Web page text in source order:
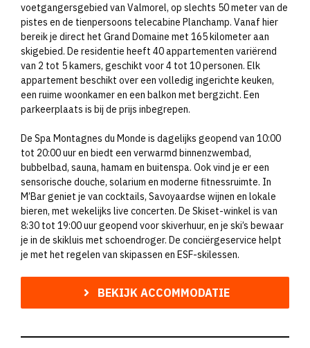
voetgangersgebied van Valmorel, op slechts 50 meter van de
pistes en de tienpersoons telecabine Planchamp. Vanaf hier
bereik je direct het Grand Domaine met 165 kilometer aan
skigebied. De residentie heeft 40 appartementen variërend
van 2 tot 5 kamers, geschikt voor 4 tot 10 personen. Elk
appartement beschikt over een volledig ingerichte keuken,
een ruime woonkamer en een balkon met bergzicht. Een
parkeerplaats is bij de prijs inbegrepen.
De Spa Montagnes du Monde is dagelijks geopend van 10:00
tot 20:00 uur en biedt een verwarmd binnenzwembad,
bubbelbad, sauna, hamam en buitenspa. Ook vind je er een
sensorische douche, solarium en moderne fitnessruimte. In
M’Bar geniet je van cocktails, Savoyaardse wijnen en lokale
bieren, met wekelijks live concerten. De Skiset-winkel is van
8:30 tot 19:00 uur geopend voor skiverhuur, en je ski’s bewaar
je in de skikluis met schoendroger. De conciërgeservice helpt
je met het regelen van skipassen en ESF-skilessen.
BEKIJK ACCOMMODATIE